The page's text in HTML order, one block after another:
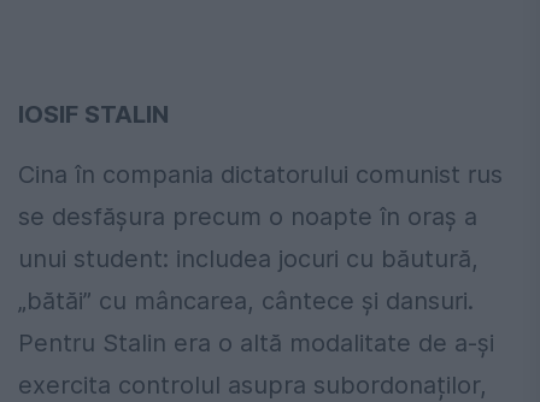
IOSIF STALIN
Cina în compania dictatorului comunist rus
se desfășura precum o noapte în oraș a
unui student: includea jocuri cu băutură,
„bătăi” cu mâncarea, cântece și dansuri.
Pentru Stalin era o altă modalitate de a-și
exercita controlul asupra subordonaților,